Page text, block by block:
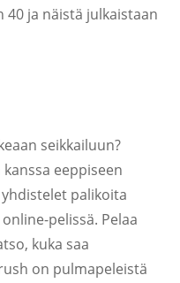
ja näistä julkaistaan
seikkailuun?
eeppiseen
palikoita
pelissä. Pelaa
kuka saa
on pulmapeleistä